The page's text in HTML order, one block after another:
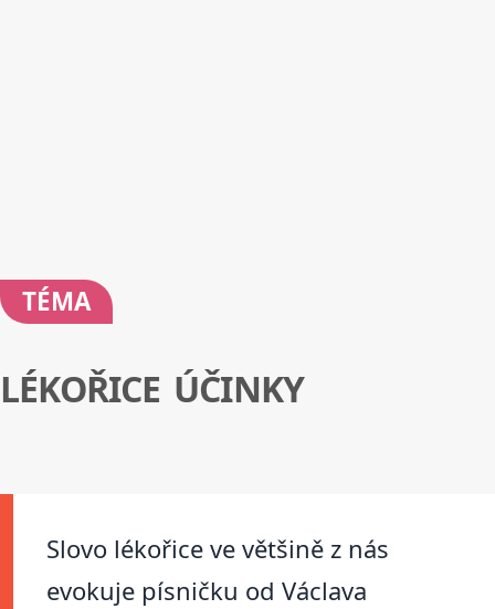
TÉMA
LÉKOŘICE ÚČINKY
Slovo lékořice ve většině z nás
evokuje písničku od Václava